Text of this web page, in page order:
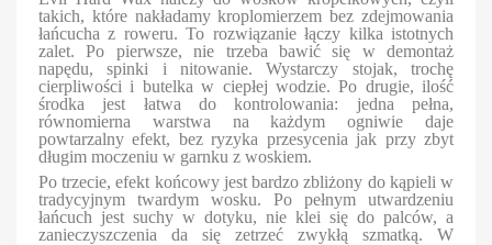
takich, które nakładamy kroplomierzem bez zdejmowania
łańcucha z roweru. To rozwiązanie łączy kilka istotnych
zalet. Po pierwsze, nie trzeba bawić się w demontaż
napędu, spinki i nitowanie. Wystarczy stojak, trochę
cierpliwości i butelka w ciepłej wodzie. Po drugie, ilość
środka jest łatwa do kontrolowania: jedna pełna,
równomierna warstwa na każdym ogniwie daje
powtarzalny efekt, bez ryzyka przesycenia jak przy zbyt
długim moczeniu w garnku z woskiem.
Po trzecie, efekt końcowy jest bardzo zbliżony do kąpieli w
tradycyjnym twardym wosku. Po pełnym utwardzeniu
łańcuch jest suchy w dotyku, nie klei się do palców, a
zanieczyszczenia da się zetrzeć zwykłą szmatką. W